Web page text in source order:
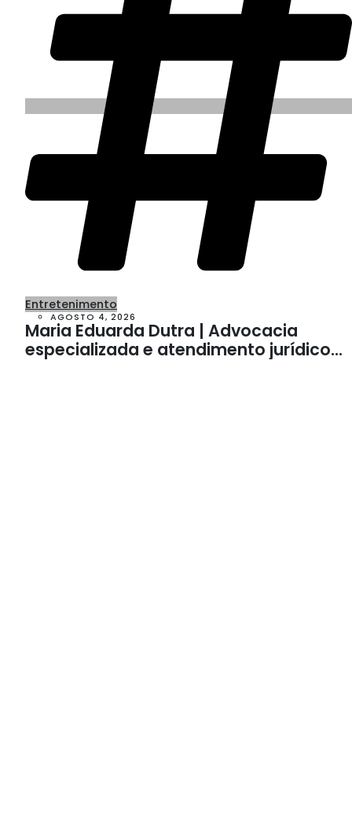
Entretenimento
AGOSTO 4, 2026
Maria Eduarda Dutra | Advocacia
especializada e atendimento jurídico